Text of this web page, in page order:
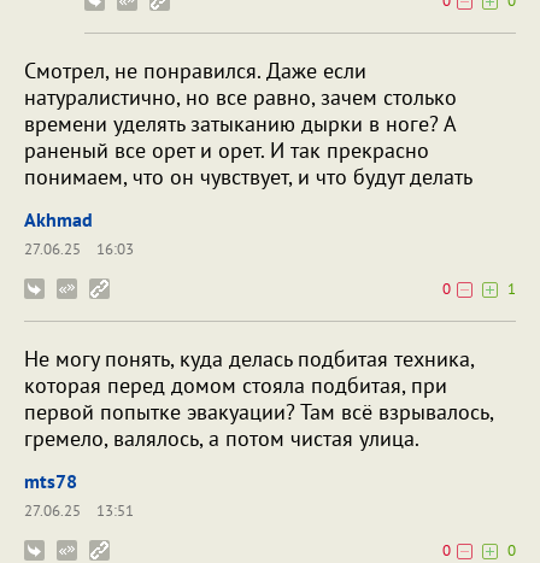
Смотрел, не понравился. Даже если
натуралистично, но все равно, зачем столько
времени уделять затыканию дырки в ноге? А
раненый все орет и орет. И так прекрасно
понимаем, что он чувствует, и что будут делать
Akhmad
27.06.25
16:03
0
1
Не могу понять, куда делась подбитая техника,
которая перед домом стояла подбитая, при
первой попытке эвакуации? Там всё взрывалось,
гремело, валялось, а потом чистая улица.
mts78
27.06.25
13:51
0
0